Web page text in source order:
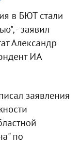
в БЮТ стали
- заявил
Александр
ИА
заявления
по